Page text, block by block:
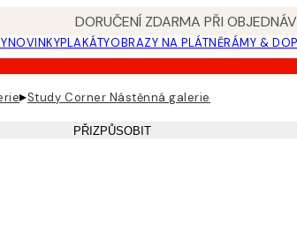
DORUČENÍ ZDARMA PŘI
NOVINKYPLAKÁTYOBRAZY NA PLÁTNĚRÁMY &
▸Study Corner Nástěnná galerie
PŘIZPŮSOBIT